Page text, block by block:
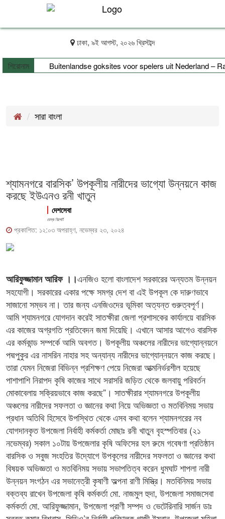
ঢাকা, ৯ই আগস্ট, ২০২৬ খ্রিস্টাব্দ
শিরোনাম Buitenlandse goksites voor spelers uit Nederland –
সারা বাংলা
শ্যামনগরে বারসিক’ উপকূলীয় নারীদের ভাগ্যো উন্নয়নে কাজ
করছে ইউএনও রনী খাতুন
দেশসেবা
ডেস্ক রিপোর্ট
প্রকাশিত: ১২:০৩ অপরাহ্ণ, নভেম্বর ২৩, ২০২৪
আরিফুজ্জামান আরিফ ।।এনজিও হলো বাংলাদেশ সরকারের অন্যতম উন্নয়ন
সহযোগী। সরকারের একার পক্ষে সমগ্র দেশ বা এই উপকূল কে দারুণভাবে
সাজানো সম্ভব না। তার জন্য এনজিওদের ভূমিকা অত্যন্ত গুরুত্বপূর্ণ।
আমি শ্যামনগরে যোগদান করেই সাতক্ষীরা জেলা প্রশাসকের কার্যালয়ে বারসিক
এর কাজের অগ্রগতি প্রতিবেদন জমা দিয়েছি। এখানে আসার আগেও বারসিক
এর কর্মকান্ড সম্পর্কে আমি অবগত। উপকূলীয় অঞ্চলের নারীদের ভাগ্যোন্নয়নে
পদ্মপুকুর এর নাসরিন নাহার সহ অন্যান্য নারীদের ভাগ্যোন্নয়নে কাজ করছে।
তারা যেমন নিজেরা বিভিন্ন প্রশিক্ষণ পেয়ে নিজেরা আত্মনির্ভরশীল হয়েছে
পাশাপাশি নিরাপদ কৃষি কাজের সাথে সরাসরি জড়িত থেকে জলবায়ু পরিবর্তন
মোকাবেলায় সক্রিয়ভাবে কাজ করছে”। সাতক্ষীরার শ্যামনগরে উপকূলীয়
অঞ্চলের নারীদের সফলতা ও জ্ঞানের কথা নিয়ে অভিজ্ঞতা ও মতবিনিময় সভায়
প্রধান অতিথি হিসেবে উপস্থিত থেকে এসব কথা বলেন শ্যামনগরের নব
যোগদানকৃত উপজেলা নির্বাহী কর্মকর্তা মোছাঃ রনী খাতুন বৃহস্পতিবার (২১
নভেম্বর) সকাল ১০টায় উপজেলার কৃষি অফিসের হল রুমে গবেষণা প্রতিষ্ঠান
বারসিক ও সবুজ সংহতির উদ্যোগে উপকূলের নারীদের সফলতা ও জ্ঞানের কথা
বিষয়ক অভিজ্ঞতা ও মতবিনিময় সভায় সভাপতিত্ব করেন ধুমঘাট শাপলা নারী
উন্নয়ন সংগঠন এর সভানেত্রী কৃষাণী অল্পনা রাণী মিস্ত্রি। মতবিনিময় সভায়
বক্তব্য রাখেন উপজেলা কৃষি কর্মকর্তা মো. নাজমুল হুদা, উপজেলা সমাজসেবা
কর্মকর্তা মো. আরিফুজ্জামান, উপজেলা প্রাণী সম্পদ ও ভেটেরিনারি সার্জন ডাঃ